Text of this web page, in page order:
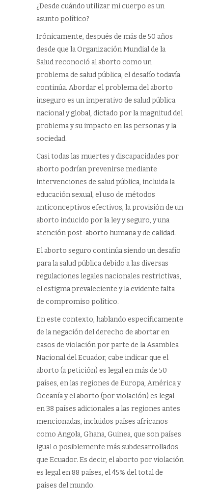
¿Desde cuándo utilizar mi cuerpo es un
asunto político?
Irónicamente, después de más de 50 años
desde que la Organización Mundial de la
Salud reconoció al aborto como un
problema de salud pública, el desafío todavía
continúa. Abordar el problema del aborto
inseguro es un imperativo de salud pública
nacional y global, dictado por la magnitud del
problema y su impacto en las personas y la
sociedad.
Casi todas las muertes y discapacidades por
aborto podrían prevenirse mediante
intervenciones de salud pública, incluida la
educación sexual, el uso de métodos
anticonceptivos efectivos, la provisión de un
aborto inducido por la ley y seguro, y una
atención post-aborto humana y de calidad.
El aborto seguro continúa siendo un desafío
para la salud pública debido a las diversas
regulaciones legales nacionales restrictivas,
el estigma prevaleciente y la evidente falta
de compromiso político.
En este contexto, hablando específicamente
de la negación del derecho de abortar en
casos de violación por parte de la Asamblea
Nacional del Ecuador, cabe indicar que el
aborto (a petición) es legal en más de 50
países, en las regiones de Europa, América y
Oceanía y el aborto (por violación) es legal
en 38 países adicionales a las regiones antes
mencionadas, incluidos países africanos
como Angola, Ghana, Guinea, que son países
igual o posiblemente más subdesarrollados
que Ecuador. Es decir, el aborto por violación
es legal en 88 países, el 45% del total de
países del mundo.